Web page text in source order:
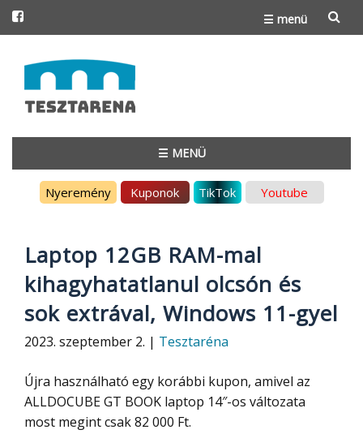
☰ menü
to
content
☰ MENÜ
Nyeremény Kuponok TikTok Youtube
Laptop 12GB RAM-mal
kihagyhatatlanul olcsón és
sok extrával, Windows 11-gyel
2023. szeptember 2. | Tesztaréna
Újra használható egy korábbi kupon, amivel az
ALLDOCUBE GT BOOK laptop 14″-os változata
most megint csak 82 000 Ft.